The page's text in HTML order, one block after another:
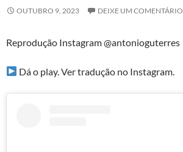
OUTUBRO 9, 2023 DEIXE UM COMENTÁRIO
Reprodução Instagram @antonioguterres
Dá o play. Ver tradução no Instagram.